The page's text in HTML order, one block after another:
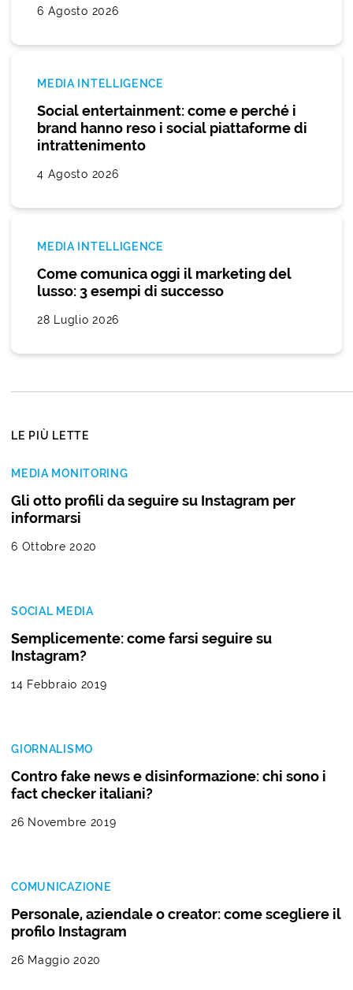
6 Agosto 2026
MEDIA INTELLIGENCE
Social entertainment: come e perché i
brand hanno reso i social piattaforme di
intrattenimento
4 Agosto 2026
MEDIA INTELLIGENCE
Come comunica oggi il marketing del
lusso: 3 esempi di successo
28 Luglio 2026
LE PIÙ LETTE
MEDIA MONITORING
Gli otto profili da seguire su Instagram per
informarsi
6 Ottobre 2020
SOCIAL MEDIA
Semplicemente: come farsi seguire su
Instagram?
14 Febbraio 2019
GIORNALISMO
Contro fake news e disinformazione: chi sono i
fact checker italiani?
26 Novembre 2019
COMUNICAZIONE
Personale, aziendale o creator: come scegliere il
profilo Instagram
26 Maggio 2020